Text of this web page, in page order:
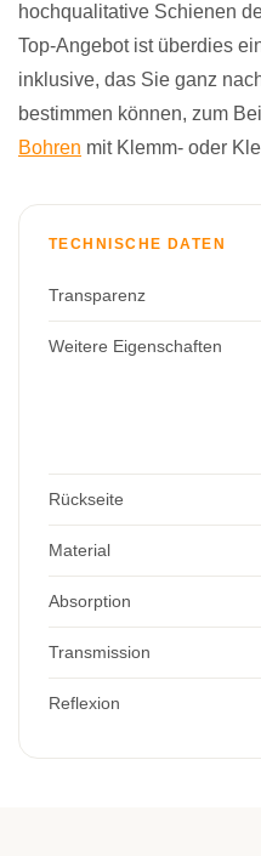
hochqualitative Schienen
Top-Angebot ist überdies
inklusive, das Sie ganz
bestimmen können, zum
Bohren mit Klemm- oder
TECHNISCHE DATEN
Transparenz
Weitere Eigenschaften
Rückseite
Material
Absorption
Transmission
Reflexion